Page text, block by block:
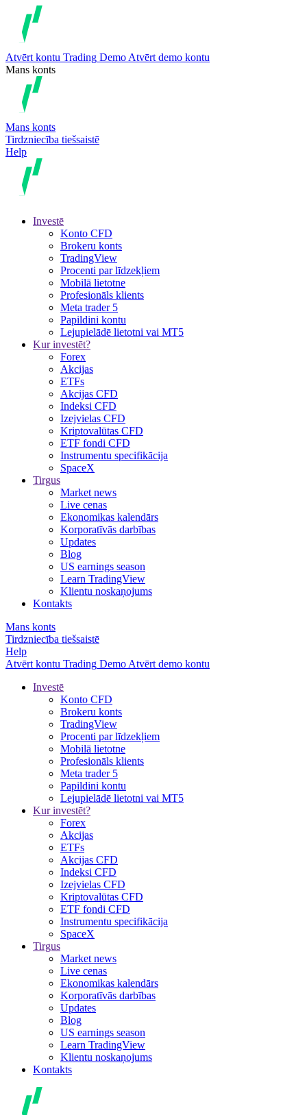
Atvērt kontu Trading Demo Atvērt demo kontu
Mans konts
Mans konts
Tirdzniecība tiešsaistē
Help
Investē
Konto CFD
Brokeru konts
TradingView
Procenti par līdzekļiem
Mobilā lietotne
Profesionāls klients
Meta trader 5
Papildini kontu
Lejupielādē lietotni vai MT5
Kur investēt?
Forex
Akcijas
ETFs
Akcijas CFD
Indeksi CFD
Izejvielas CFD
Kriptovalūtas CFD
ETF fondi CFD
Instrumentu specifikācija
SpaceX
Tirgus
Market news
Live cenas
Ekonomikas kalendārs
Korporatīvās darbības
Updates
Blog
US earnings season
Learn TradingView
Klientu noskaņojums
Kontakts
Mans konts
Tirdzniecība tiešsaistē
Help
Atvērt kontu Trading Demo Atvērt demo kontu
Investē
Konto CFD
Brokeru konts
TradingView
Procenti par līdzekļiem
Mobilā lietotne
Profesionāls klients
Meta trader 5
Papildini kontu
Lejupielādē lietotni vai MT5
Kur investēt?
Forex
Akcijas
ETFs
Akcijas CFD
Indeksi CFD
Izejvielas CFD
Kriptovalūtas CFD
ETF fondi CFD
Instrumentu specifikācija
SpaceX
Tirgus
Market news
Live cenas
Ekonomikas kalendārs
Korporatīvās darbības
Updates
Blog
US earnings season
Learn TradingView
Klientu noskaņojums
Kontakts